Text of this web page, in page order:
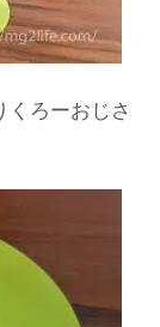
くろーおじさ